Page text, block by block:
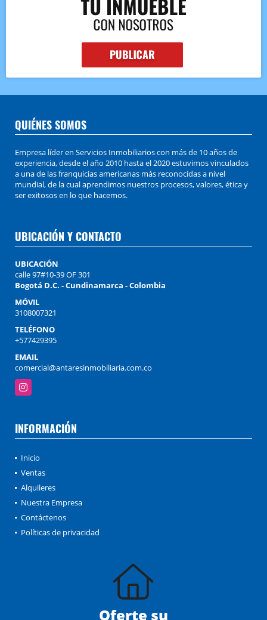
QUIÉNES SOMOS
Empresa líder en Servicios Inmobiliarios con más de 10 años de
experiencia, desde el año 2010 hasta el 2020 estuvimos vinculados
a una de las franquicias americanas más reconocidas a nivel
mundial, de la cual aprendimos nuestros procesos, valores, ética y
ser exitosos en lo que hacemos.
UBICACIÓN Y CONTACTO
UBICACIÓN
calle 97#10-39 OF 301
Bogotá D.C. - Cundinamarca - Colombia
MÓVIL
3108007321
TELÉFONO
+577429395
EMAIL
comercial@antaresinmobiliaria.com.co
Instagram
INFORMACIÓN
Inicio
Ventas
Alquileres
Nuestra Empresa
Contáctenos
Políticas de privacidad
Oferte su